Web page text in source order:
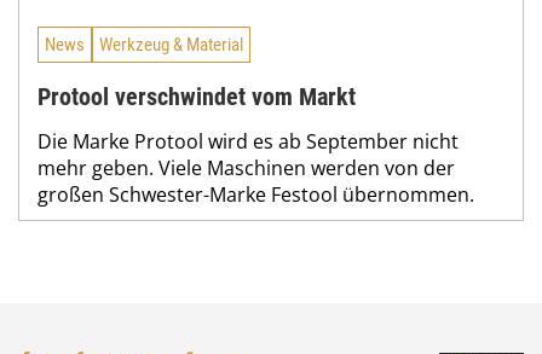
News Werkzeug & Material
Protool verschwindet vom Markt
Die Marke Protool wird es ab September nicht
mehr geben. Viele Maschinen werden von der
großen Schwester-Marke Festool übernommen.